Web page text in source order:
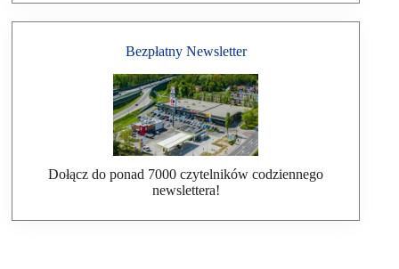
Bezpłatny Newsletter
Dołącz do ponad 7000 czytelników codziennego
newslettera!